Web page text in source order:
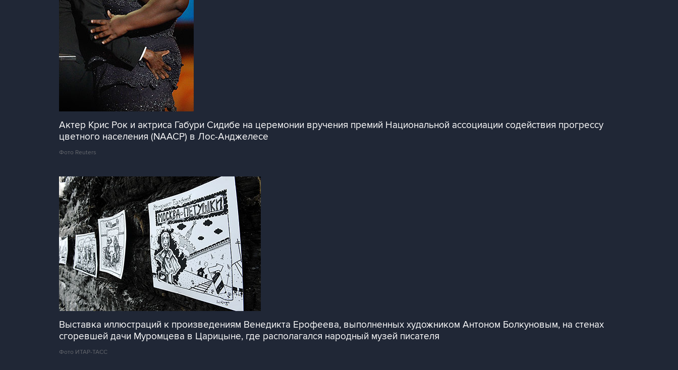
Актер Крис Рок и актриса Габури Сидибе на церемонии вручения премий Национальной ассоциации содействия прогрессу
цветного населения (NAACP) в Лос-Анджелесе
Фото Reuters
Выставка иллюстраций к произведениям Венедикта Ерофеева, выполненных художником Антоном Болкуновым, на стенах
сгоревшей дачи Муромцева в Царицыне, где располагался народный музей писателя
Фото ИТАР-ТАСС